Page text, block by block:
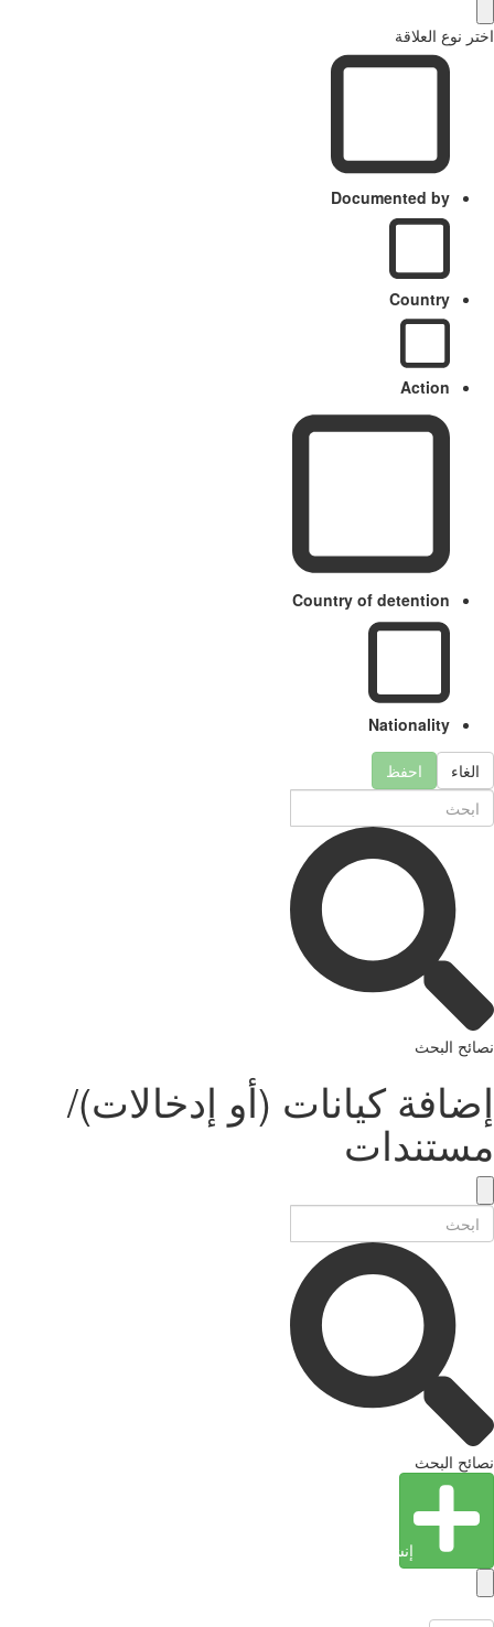
اختر نوع العلاقة
Documented by
Country
Action
Country of detention
Nationality
الغاء احفظ
نصائح البحث
إضافة كيانات (أو إدخالات)/
مستندات
نصائح البحث
إنشاء كيان